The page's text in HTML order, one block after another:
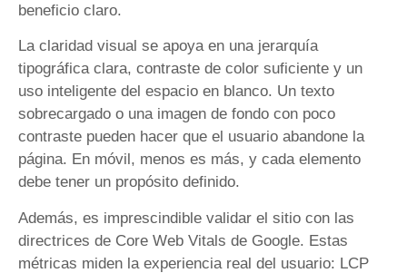
beneficio claro.
La claridad visual se apoya en una jerarquía
tipográfica clara, contraste de color suficiente y un
uso inteligente del espacio en blanco. Un texto
sobrecargado o una imagen de fondo con poco
contraste pueden hacer que el usuario abandone la
página. En móvil, menos es más, y cada elemento
debe tener un propósito definido.
Además, es imprescindible validar el sitio con las
directrices de Core Web Vitals de Google. Estas
métricas miden la experiencia real del usuario: LCP